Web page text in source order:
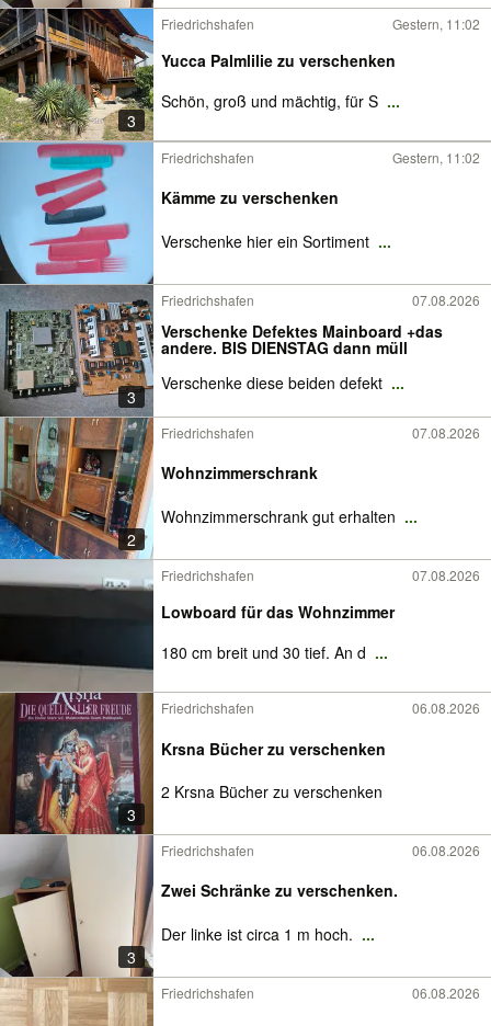
3
Friedrichshafen Gestern, 11:02
Yucca Palmlilie zu verschenken
Schön, groß und mächtig, für S ...
Friedrichshafen Gestern, 11:02
Kämme zu verschenken
Verschenke hier ein Sortiment ...
3
Friedrichshafen 07.08.2026
Verschenke Defektes Mainboard +das
andere. BIS DIENSTAG dann müll
Verschenke diese beiden defekt ...
2
Friedrichshafen 07.08.2026
Wohnzimmerschrank
Wohnzimmerschrank gut erhalten ...
Friedrichshafen 07.08.2026
Lowboard für das Wohnzimmer
180 cm breit und 30 tief. An d ...
3
Friedrichshafen 06.08.2026
Krsna Bücher zu verschenken
2 Krsna Bücher zu verschenken
3
Friedrichshafen 06.08.2026
Zwei Schränke zu verschenken.
Der linke ist circa 1 m hoch. ...
Friedrichshafen 06.08.2026